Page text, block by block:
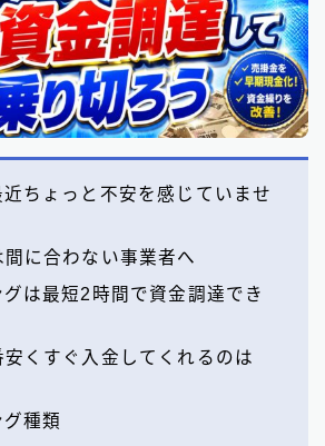
ちょっと不安を感じていませ
に合わない事業者へ
グは最短2時間で資金調達でき
くすぐ入金してくれるのは
種類